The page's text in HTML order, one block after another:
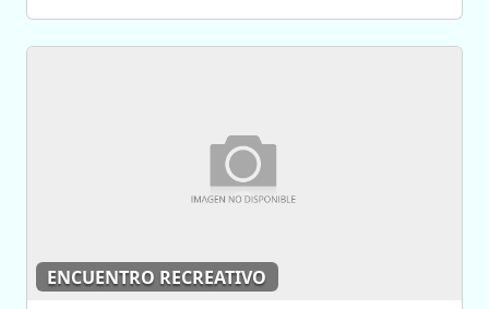
ENCUENTRO RECREATIVO